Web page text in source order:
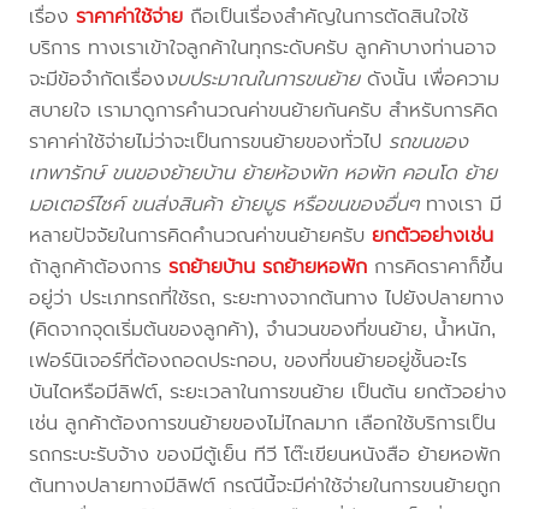
เรื่องราคาค่าใช้จ่าย ถือเป็นเรื่องสำคัญในการตัดสินใจใช้
บริการ ทางเราเข้าใจลูกค้าในทุกระดับครับ ลูกค้าบางท่านอาจ
จะมีข้อจำกัดเรื่องงบประมาณในการขนย้ายดังนั้น เพื่อความ
สบายใจ เรามาดูการคำนวณค่าขนย้ายกันครับ สำหรับการคิด
ราคาค่าใช้จ่ายไม่ว่าจะเป็นการขนย้ายของทั่วไป รถขนของ
เทพารักษ์ ขนของย้ายบ้าน ย้ายห้องพัก หอพัก คอนโด ย้าย
มอเตอร์ไซค์ ขนส่งสินค้า ย้ายบูธ หรือขนของอื่นๆทางเรา มี
หลายปัจจัยในการคิดคำนวณค่าขนย้ายครับยกตัวอย่างเช่น
ถ้าลูกค้าต้องการรถย้ายบ้าน รถย้ายหอพัก การคิดราคาก็ขึ้น
อยู่ว่า ประเภทรถที่ใช้รถ, ระยะทางจากต้นทาง ไปยังปลายทาง
(คิดจากจุดเริ่มต้นของลูกค้า), จำนวนของที่ขนย้าย, น้ำหนัก,
เฟอร์นิเจอร์ที่ต้องถอดประกอบ, ของที่ขนย้ายอยู่ชั้นอะไร
บันไดหรือมีลิฟต์, ระยะเวลาในการขนย้าย เป็นต้น ยกตัวอย่าง
เช่น ลูกค้าต้องการขนย้ายของไม่ไกลมาก เลือกใช้บริการเป็น
รถกระบะรับจ้าง ของมีตู้เย็น ทีวี โต๊ะเขียนหนังสือ ย้ายหอพัก
ต้นทางปลายทางมีลิฟต์ กรณีนี้จะมีค่าใช้จ่ายในการขนย้ายถูก